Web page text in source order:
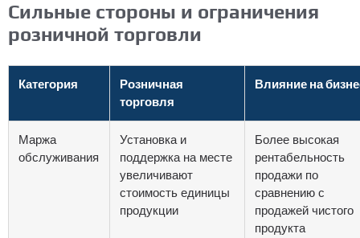
Сильные стороны и ограничения
розничной торговли
Категория
Розничная
торговля
Влияние на
Маржа
обслуживания
Установка и
поддержка на месте
увеличивают
стоимость единицы
продукции
Более высокая
рентабельность
продажи по
сравнению с
продажей чистого
продукта